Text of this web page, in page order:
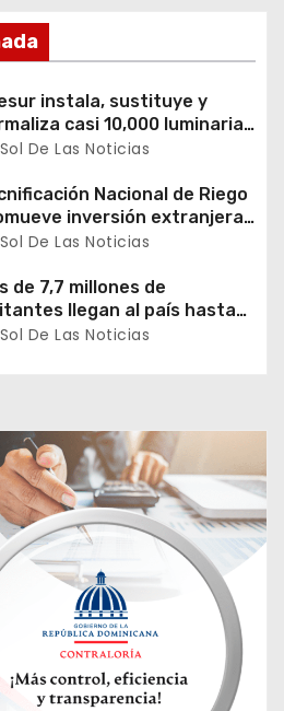
instala, sustituye y
casi 10,000 luminarias
demarcaciones
De Las Noticias
Nacional de Riego
inversión extranjera
agricultura y riego
De Las Noticias
de 7,7 millones de
llegan al país hasta
De Las Noticias